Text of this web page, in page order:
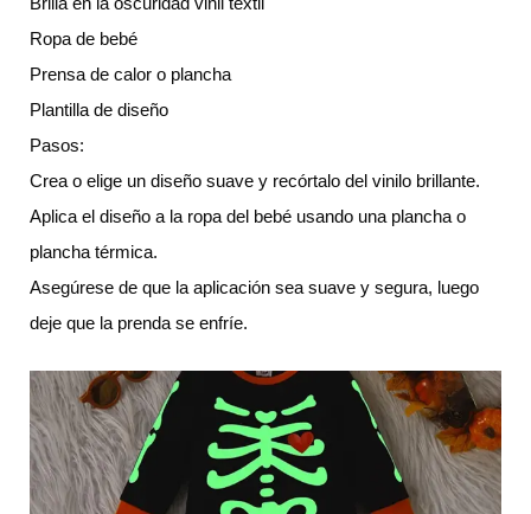
Ropa de bebé
Prensa de calor o plancha
Plantilla de diseño
Pasos:
Crea o elige un diseño suave y recórtalo del vinilo brillante.
Aplica el diseño a la ropa del bebé usando una plancha o
plancha térmica.
Asegúrese de que la aplicación sea suave y segura, luego
deje que la prenda se enfríe.